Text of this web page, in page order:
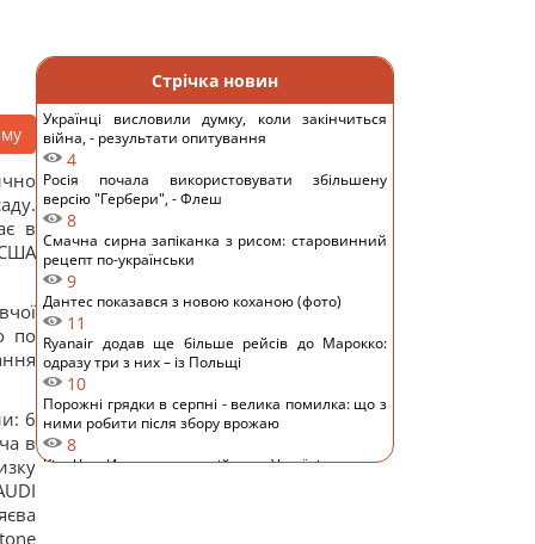
в
по
6
в
Стрічка новин
Українці висловили думку, коли закінчиться
війна, - результати опитування
4
Росія почала використовувати збільшену
версію "Гербери", - Флеш
8
Смачна сирна запіканка з рисом: старовинний
рецепт по-українськи
9
Дантес показався з новою коханою (фото)
11
Ryanair додав ще більше рейсів до Марокко:
одразу три з них – із Польщі
10
Порожні грядки в серпні - велика помилка: що з
ними робити після збору врожаю
8
Кім Чен Ин з початку війни в Україні отримав